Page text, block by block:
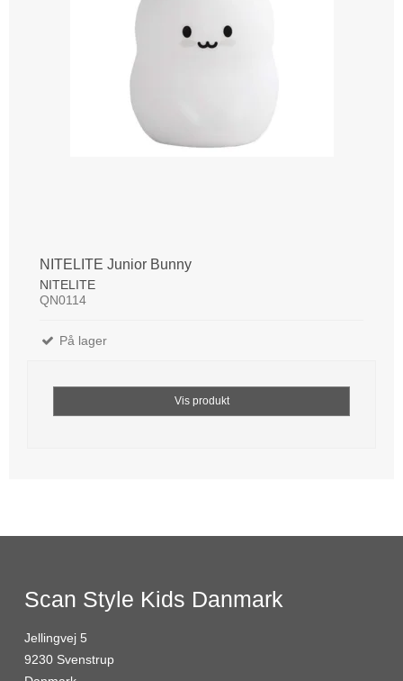
NITELITE Junior Bunny
NITELITE
QN0114
På lager
Vis produkt
Scan Style Kids Danmark
Jellingvej 5
9230 Svenstrup